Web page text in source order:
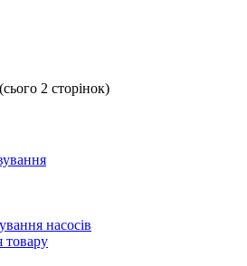
2 сторінок)
насосів
товару